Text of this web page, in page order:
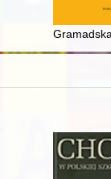
i szkice o
1946-2021 :